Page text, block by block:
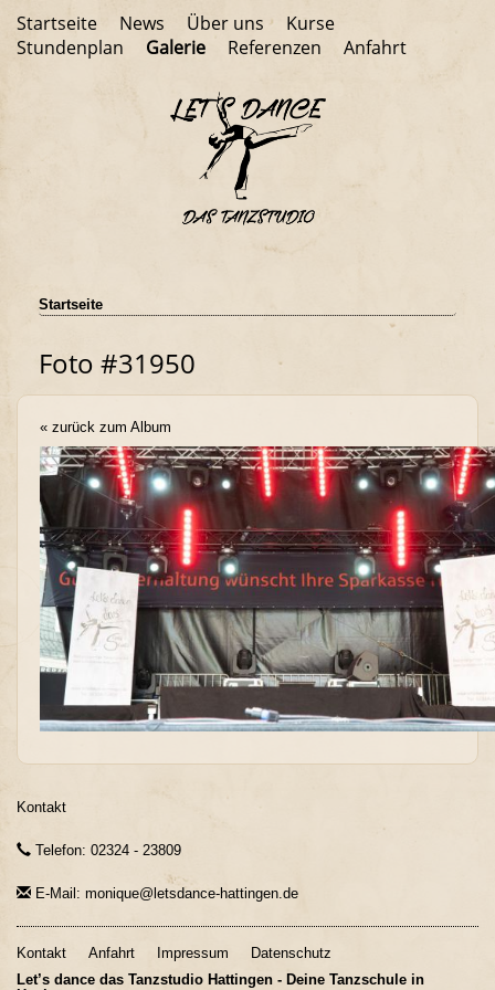
Startseite News Über uns
Kurse
Stundenplan
Galerie Referenzen Anfahrt
Startseite
Foto #31950
« zurück zum Album
Kontakt
Telefon: 02324 - 23809
E-Mail: monique@letsdance-hattingen.de
Kontakt Anfahrt Impressum
Datenschutz
Let’s dance das Tanzstudio Hattingen - Deine Tanzschule in